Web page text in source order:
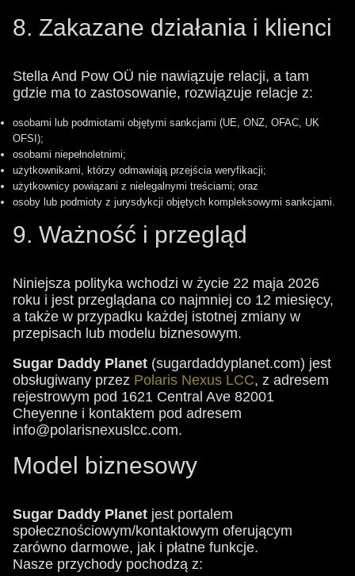
8. Zakazane działania i klienci
Stella And Pow OÜ nie nawiązuje relacji, a tam
gdzie ma to zastosowanie, rozwiązuje relacje z:
osobami lub podmiotami objętymi sankcjami (UE, ONZ, OFAC, UK
OFSI);
osobami niepełnoletnimi;
użytkownikami, którzy odmawiają przejścia weryfikacji;
użytkownicy powiązani z nielegalnymi treściami; oraz
osoby lub podmioty z jurysdykcji objętych kompleksowymi sankcjami.
9. Ważność i przegląd
Niniejsza polityka wchodzi w życie 22 maja 2026
roku i jest przeglądana co najmniej co 12 miesięcy,
a także w przypadku każdej istotnej zmiany w
przepisach lub modelu biznesowym.
Sugar Daddy Planet (sugardaddyplanet.com) jest
obsługiwany przez Polaris Nexus LCC, z adresem
rejestrowym pod 1621 Central Ave 82001
Cheyenne i kontaktem pod adresem
info@polarisnexuslcc.com.
Model biznesowy
Sugar Daddy Planet jest portalem
społecznościowym/kontaktowym oferującym
zarówno darmowe, jak i płatne funkcje.
Nasze przychody pochodzą z: